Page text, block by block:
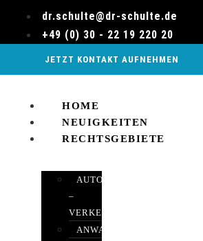
wechseln
dr.schulte@dr-schulte.de
+49 (0) 30 - 22 19 220 20
JETZT KONTAKT AUFNEHMEN
HOME
NEUIGKEITEN
RECHTSGEBIETE
AUTOBETRUG
–
VERKEHRSRECHT
ANWALTSHAFTUNGSRECHT